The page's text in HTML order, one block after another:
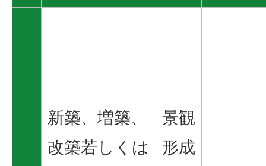
新築、増築、
改築若しくは
景観
形成